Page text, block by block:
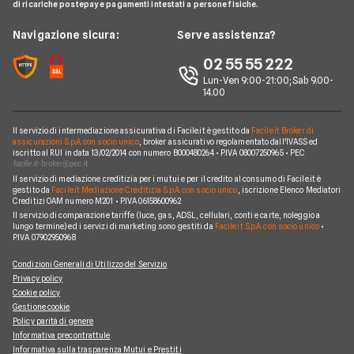
Noleggio Lungo Termine
News
Chi siamo
Perché scegliere Facile.it
Mappa del sito
Sostituzione Mutuo
Mutuo 100 per cento
BNL
ING
Poste Italiane
Credit Agricole
CheBanca!
Credem
Banche e finanziarie
Notizie Mutui
Argomenti in evidenza Mutui
Calcolatore rata mutuo
di ricariche postepay e pagamenti intestati a persone fisiche.
Navigazione sicura: Serve assistenza?
02 55 55 222
Lun-Ven 9:00-21:00; Sab 9.00-
14.00
Il servizio di intermediazione assicurativa di Facile.it è gestito da Facile.it Broker di
assicurazioni S.p.A. con socio unico, broker assicurativo regolamentato dall'IVASS ed
iscritto al RUI in data 13/02/2014 con numero B000480264 • P.IVA 08007250965 • PEC
Il servizio di mediazione creditizia per i mutui e per il credito al consumo di Facile.it è
gestito da Facile.it Mediazione Creditizia S.p.A. con socio unico, iscrizione Elenco Mediatori
Creditizi OAM numero M201 • P.IVA 06158600962
Il servizio di comparazione tariffe (luce, gas, ADSL, cellulari, conti e carte, noleggio a
lungo termine) ed i servizi di marketing sono gestiti da Facile.it S.p.A. con socio unico•
P.IVA 07902950968
Condizioni Generali di Utilizzo del Servizio
Privacy policy
Cookie policy
Gestione cookie
Policy parità di genere
Informativa precontrattule
Informativa sulla trasparenza Mutui e Prestiti